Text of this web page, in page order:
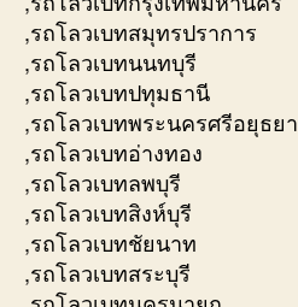
,รถโลวเบทสมุทรปราการ
,รถโลวเบทนนทบุรี
,รถโลวเบทปทุมธานี
,รถโลวเบทพระนครศรีอยุธยา
,รถโลวเบทอ่างทอง
,รถโลวเบทลพบุรี
,รถโลวเบทสิงห์บุรี
,รถโลวเบทชัยนาท
,รถโลวเบทสระบุรี